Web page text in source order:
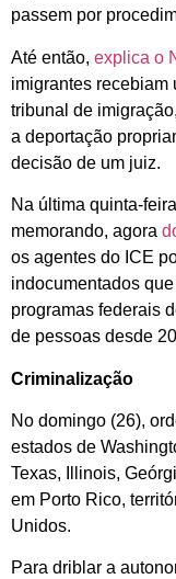
passem por
Até então, explica o
imigrantes recebiam
tribunal de
a deportação
decisão de um juiz.
Na última quinta-
memorando, agora
os agentes do ICE
indocumentados
programas federais
de pessoas desde
Criminalização
No domingo (26),
estados de
Texas, Illinois,
em Porto Rico,
Unidos.
Para driblar a